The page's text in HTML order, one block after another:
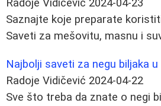
Radoje Vidičević 2024-04-23
Saznajte koje preparate
Saveti za mešovitu, masnu i
Najbolji saveti za negu biljaka
Radoje Vidičević 2024-04-22
Sve što treba da znate o negi